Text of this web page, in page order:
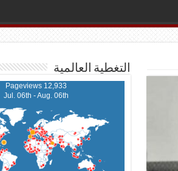
التغطية العالمية
12,933 Pageviews
Jul. 06th - Aug. 06th